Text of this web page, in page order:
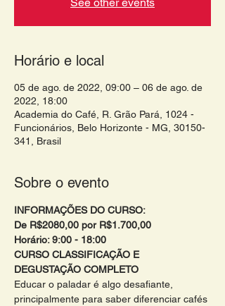
Horário e local
05 de ago. de 2022, 09:00 – 06 de ago. de
2022, 18:00
Academia do Café, R. Grão Pará, 1024 -
Funcionários, Belo Horizonte - MG, 30150-
341, Brasil
Sobre o evento
INFORMAÇÕES DO CURSO:
De R$2080,00 por R$1.700,00
Horário: 9:00 - 18:00
CURSO CLASSIFICAÇÃO E
DEGUSTAÇÃO COMPLETO
Educar o paladar é algo desafiante,
principalmente para saber diferenciar cafés